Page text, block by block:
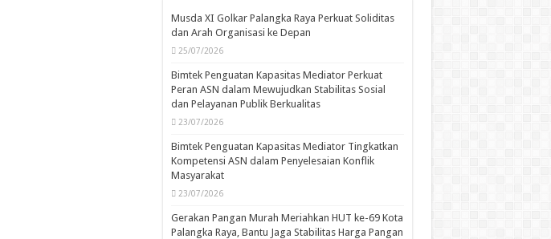
Musda XI Golkar Palangka Raya Perkuat Soliditas
dan Arah Organisasi ke Depan
25/07/2026
Bimtek Penguatan Kapasitas Mediator Perkuat
Peran ASN dalam Mewujudkan Stabilitas Sosial
dan Pelayanan Publik Berkualitas
23/07/2026
Bimtek Penguatan Kapasitas Mediator Tingkatkan
Kompetensi ASN dalam Penyelesaian Konflik
Masyarakat
23/07/2026
Gerakan Pangan Murah Meriahkan HUT ke-69 Kota
Palangka Raya, Bantu Jaga Stabilitas Harga Pangan